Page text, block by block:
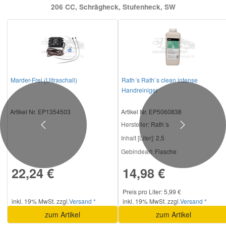
206 CC, Schrägheck, Stufenheck, SW
Marder-Frei (Ultraschall)
Artikel Nr. EP1354503
22,24 €
inkl. 19% MwSt. zzgl.Versand *
zum Artikel
Rath´s Rath`s clean intense
Handreiniger
Artikel Nr. EP5060838
Hersteller: Rath´s
Inhalt [Liter]: 2,5
Gebindeart: Flasche
14,98 €
Preis pro Liter: 5,99 €
inkl. 19% MwSt. zzgl.Versand *
zum Artikel
Previous Next
Mitsubishi Ersatzteile
Nissan Ersatzteile
Porsche Ersatzteile
Seat Ersatzteile
Skoda Ersatzteile
Smart Ersatzteile
Suzuki Ersatzteile
Toyota Ersatzteile